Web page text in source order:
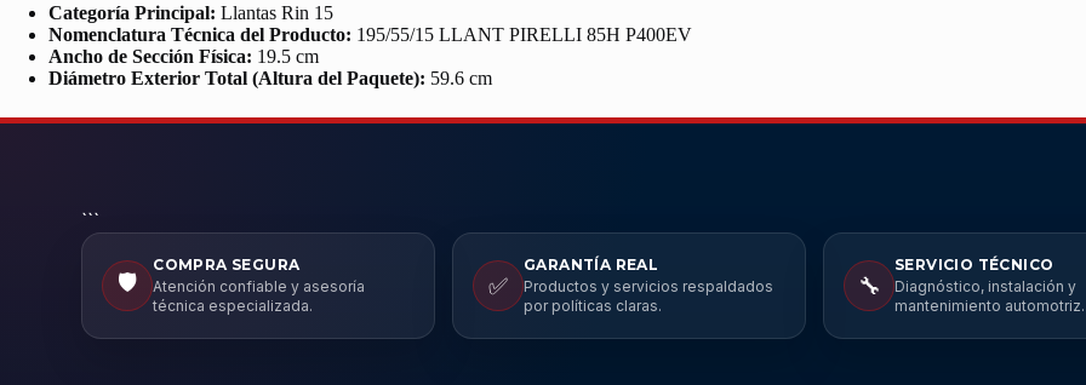
Categoría Principal: Llantas Rin 15
Nomenclatura Técnica del Producto: 195/55/15 LLANT PIRELLI 85H P400EV
Ancho de Sección Física: 19.5 cm
Diámetro Exterior Total (Altura del Paquete): 59.6 cm
```
🛡️
COMPRA SEGURA
Atención confiable y asesoría
técnica especializada.
✅
GARANTÍA REAL
Productos y servicios respaldados
por políticas claras.
🔧
SERVICIO TÉCNICO
Diagnóstico, instalación y
mantenimiento automotriz.